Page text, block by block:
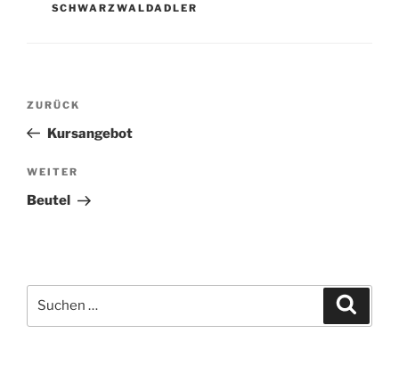
SCHWARZWALDADLER
Beitragsnavigation
Vorheriger
Beitrag
ZURÜCK
Kursangebot
Nächster
Beitrag
WEITER
Beutel
nach: